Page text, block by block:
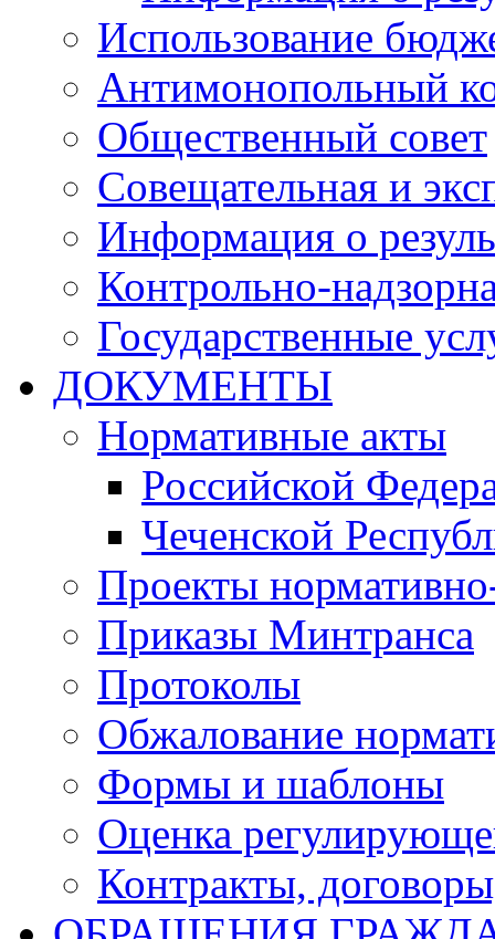
Использование
Антимонопольный
Общественный совет
Совещательная и
Информация о
Контрольно-
Государственные
ДОКУМЕНТЫ
Нормативные акты
Российской
Чеченской
Проекты
Приказы Минтранса
Протоколы
Обжалование
Формы и шаблоны
Оценка
Контракты,